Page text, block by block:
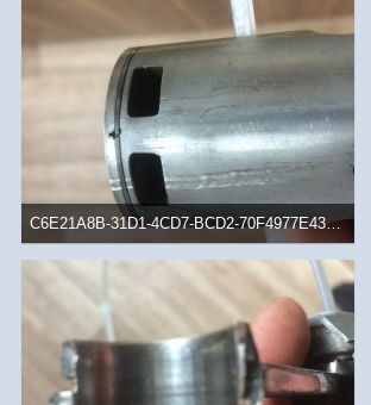
C6E21A8B-31D1-4CD7-BCD2-70F4977E43A3.jpeg
386,75 kB, 1.920×1.080, 1.245 mal angesehen